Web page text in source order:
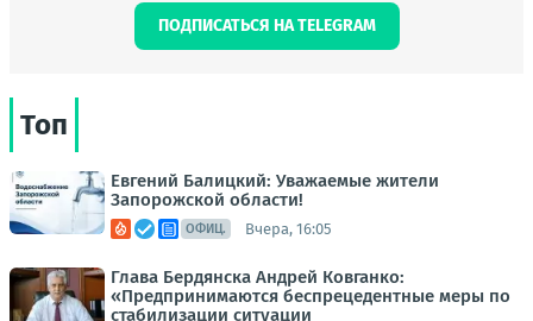
ПОДПИСАТЬСЯ НА TELEGRAM
Топ
Евгений Балицкий: Уважаемые жители
Запорожской области!
ОФИЦ. Вчера, 16:05
Глава Бердянска Андрей Ковганко:
«Предпринимаются беспрецедентные меры по
стабилизации ситуации